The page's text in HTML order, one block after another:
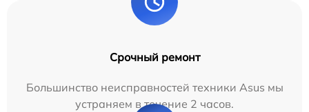
Срочный ремонт
Большинство неисправностей техники Asus мы
устраняем в течение 2 часов.